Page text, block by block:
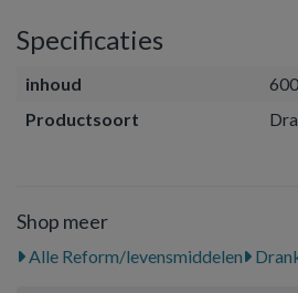
Specificaties
inhoud
Productsoort
Shop meer
Alle Reform/levensmiddelen